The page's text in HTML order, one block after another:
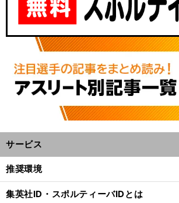
サービス
推奨環境
集英社ID・スポルティーバIDとは